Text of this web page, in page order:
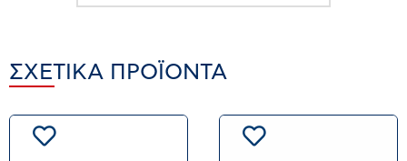
ΣΧΕΤΙΚΆ ΠΡΟΪΌΝΤΑ